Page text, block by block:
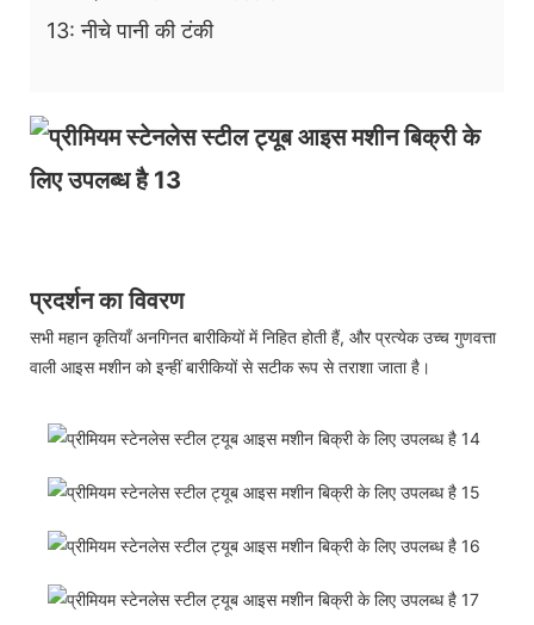
13: नीचे पानी की टंकी
प्रदर्शन का विवरण
सभी महान कृतियाँ अनगिनत बारीकियों में निहित होती हैं, और प्रत्येक उच्च गुणवत्ता
वाली आइस मशीन को इन्हीं बारीकियों से सटीक रूप से तराशा जाता है।